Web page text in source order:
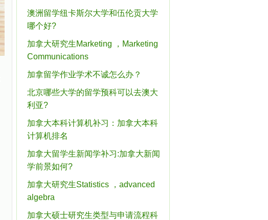
澳洲留学纽卡斯尔大学和伍伦贡大学
哪个好?
加拿大研究生Marketing ，Marketing
Communications
加拿留学作业学术不诚怎么办？
北京哪些大学的留学预科可以去澳大
利亚?
加拿大本科计算机补习：加拿大本科
计算机排名
加拿大留学生新闻学补习:加拿大新闻
学前景如何?
加拿大研究生Statistics ，advanced
algebra
加拿大硕士研究生类型与申请流程科